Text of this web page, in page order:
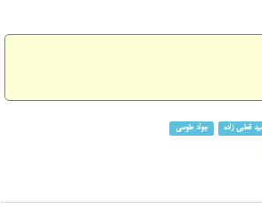
قطبی زاده جواد طوسی